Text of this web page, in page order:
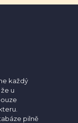
každý
u
pilně